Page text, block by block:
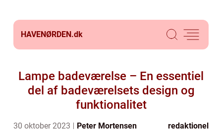
HAVENØRDEN.dk
Lampe badeværelse – En essentiel
del af badeværelsets design og
funktionalitet
30 oktober 2023 Peter Mortensen redaktionel